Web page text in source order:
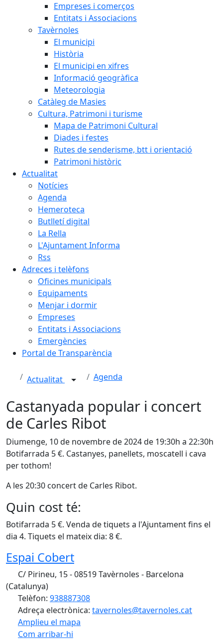
Empreses i comerços
Entitats i Associacions
Tavèrnoles
El municipi
Història
El municipi en xifres
Informació geogràfica
Meteorologia
Catàleg de Masies
Cultura, Patrimoni i turisme
Mapa de Patrimoni Cultural
Diades i festes
Rutes de senderisme, btt i orientació
Patrimoni històric
Actualitat
Notícies
Agenda
Hemeroteca
Butlletí digital
La Rella
L'Ajuntament Informa
Rss
Adreces i telèfons
Oficines municipals
Equipaments
Menjar i dormir
Empreses
Entitats i Associacions
Emergències
Portal de Transparència
Actualitat Agenda
Castanyada popular i concert
de Carles Ribot
Diumenge, 10 de novembre de 2024 de 19:30h a 22:30h
Botifarrada 5 €. Castanyes, panellets, moscatell i cava
per tothom!
A les 20:30 concert de Carles Ribot.
Quin cost té:
Botifarrada 5 €. Venda de tiquets a l'Ajuntament fins el
dia 4. Tiquets el mateix dia: 8 €.
Espai Cobert
C/ Pirineu, 15 - 08519 Tavèrnoles - Barcelona
(Catalunya)
Telèfon: 938887308
Adreça electrònica: tavernoles@tavernoles.cat
Amplieu el mapa
Com arribar-hi